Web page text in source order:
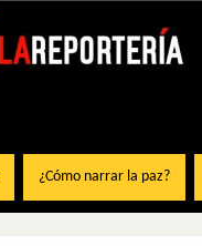
¿Cómo narrar la paz?